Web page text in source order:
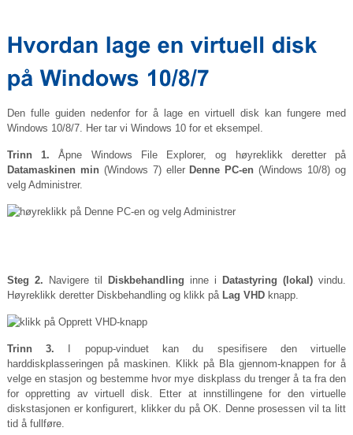
Den fulle guiden nedenfor for å lage en virtuell disk kan fungere med
Windows 10/8/7. Her tar vi Windows 10 for et eksempel.
Trinn 1. Åpne Windows File Explorer, og høyreklikk deretter på
Datamaskinen min(Windows 7) eller Denne PC-en (Windows 10/8) og
velg Administrer.
Steg 2. Navigere til Diskbehandling inne i Datastyring (lokal) vindu.
Høyreklikk deretter Diskbehandling og klikk på Lag VHDknapp.
Trinn 3. I popup-vinduet kan du spesifisere den virtuelle
harddiskplasseringen på maskinen. Klikk på Bla gjennom-knappen for å
velge en stasjon og bestemme hvor mye diskplass du trenger å ta fra den
for oppretting av virtuell disk. Etter at innstillingene for den virtuelle
diskstasjonen er konfigurert, klikker du på OK. Denne prosessen vil ta litt
tid å fullføre.